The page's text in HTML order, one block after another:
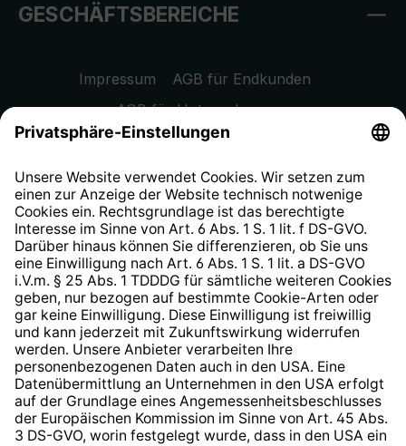
GESCHÄFTSBEREICHE
Impressum
AGB für Endkunden
AGB für Unternehmen
Datenschutzhinweis
Widerrufsrecht
Hinweisgeberschutzsystem
Barrierefreiheit